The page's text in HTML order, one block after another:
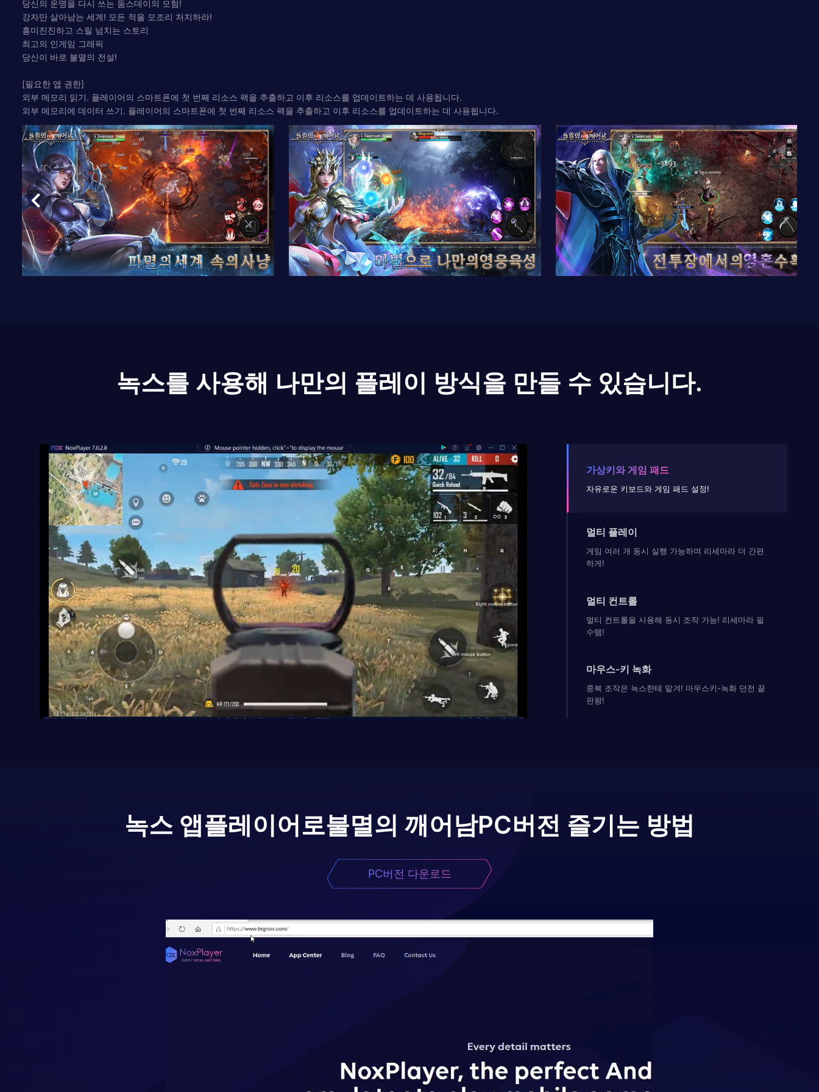
당신의 운명을 다시 쓰는 둠스데이의 모험!
강자만 살아남는 세계! 모든 적을 모조리 처치하라!
흥미진진하고 스릴 넘치는 스토리
최고의 인게임 그래픽
당신이 바로 불멸의 전설!
[필요한 앱 권한]
외부 메모리 읽기. 플레이어의 스마트폰에 첫 번째 리소스 팩을 추출하고 이후 리소스를 업데이트하는 데 사용됩니다.
외부 메모리에 데이터 쓰기. 플레이어의 스마트폰에 첫 번째 리소스 팩을 추출하고 이후 리소스를 업데이트하는 데 사용됩니다.
녹스를 사용해 나만의 플레이 방식을 만들 수 있습니다.
가상키와 게임 패드
자유로운 키보드와 게임 패드 설정!
멀티 플레이
게임 여러 개 동시 실행 가능하며 리세마라 더 간편
하게!
멀티 컨트롤
멀티 컨트롤을 사용해 동시 조작 가능! 리세마라 필
수템!
마우스-키 녹화
중복 조작은 녹스한테 맡겨! 마우스키-녹화 던전 끝
판왕!
녹스 앱플레이어로불멸의 깨어남PC버전 즐기는 방법
PC버전 다운로드